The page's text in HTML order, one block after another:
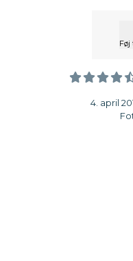
Føj
4. april